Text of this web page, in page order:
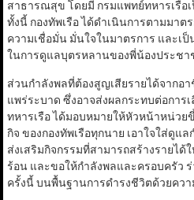
สาธารณสุข โดยมี กรมแพทย์ทหารเรื
ทั้งนี้ กองทัพเรือ ได้ดำเนินการตามมาต
ความเชื่อมั่น มั่นใจในมาตรการ และเ
ในการดูแลบุตรหลานของพี่น้องประช
ส่วนกำลังพลที่ต้องสูญเสียรายได้จากอ
แพร่ระบาด ซึ่งอาจส่งผลกระทบต่อการ
ทหารเรือ ได้มอบหมายให้หัวหน้าหน่ว
กิจ ของกองทัพเรือทุกนาย เอาใจใส่ดูแ
ส่งเสริมกิจกรรมที่สามารถสร้างรายได้
ร้อน และขอให้กำลังพลและครอบครัว
ครั้งนี้ บนพื้นฐานการดำรงชีวิตด้วยคว